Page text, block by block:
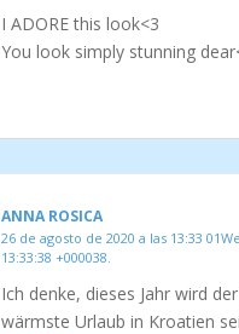
I ADORE this look<3
You look simply stunning
ANNA ROSICA
26 de agosto de 2020 a las 13:33
13:33:38 +000038.
Ich denke, dieses Jahr wird
wärmste Urlaub in Kroatien